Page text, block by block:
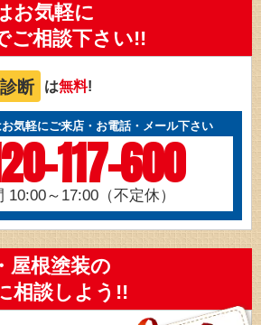
お気軽に
ご相談下さい!!
診断 は無料!
気軽にご来店・お電話・メール下さい
117-600
10:00～17:00（不定休）
屋根塗装の
相談しよう!!